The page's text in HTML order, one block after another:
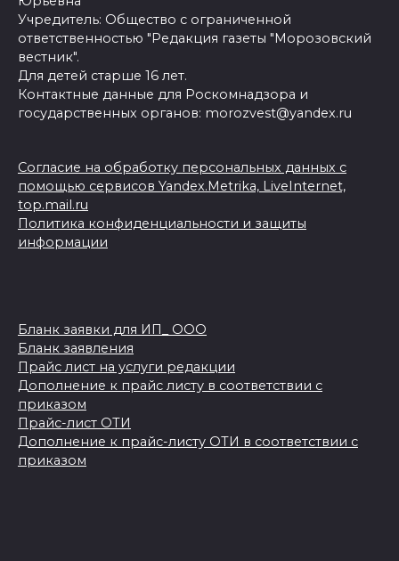
Учредитель: Общество с ограниченной
ответственностью "Редакция газеты "Морозовский
вестник".
Для детей старше 16 лет.
Контактные данные для Роскомнадзора и
государственных органов: morozvest@yandex.ru
Согласие на обработку персональных данных с
помощью сервисов Yandex.Metrika, LiveInternet,
top.mail.ru
Политика конфиденциальности и защиты
информации
Бланк заявки для ИП_ ООО
Бланк заявления
Прайс лист на услуги редакции
Дополнение к прайс листу в соответствии с
приказом
Прайс-лист ОТИ
Дополнение к прайс-листу ОТИ в соответствии с
приказом